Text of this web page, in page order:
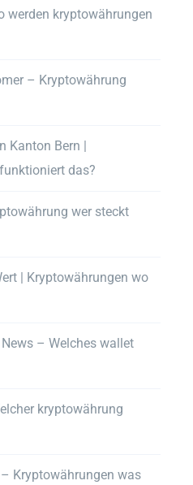
werden kryptowährungen
– Kryptowährung
Kanton Bern |
das?
wer steckt
| Kryptowährungen wo
– Welches wallet
kryptowährung
Kryptowährungen was